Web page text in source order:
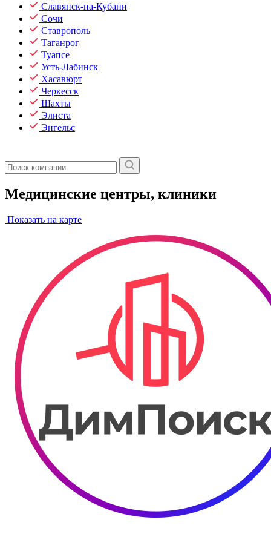
Славянск-на-Кубани
Сочи
Ставрополь
Таганрог
Туапсе
Усть-Лабинск
Хасавюрт
Черкесск
Шахты
Элиста
Энгельс
Медицинские центры, клиники
Показать на карте